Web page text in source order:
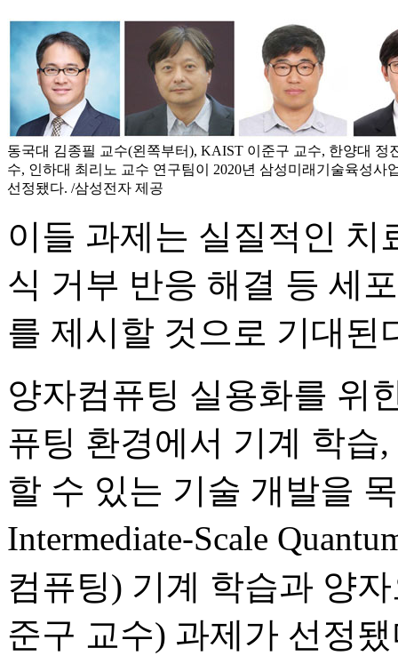
동국대 김종필 교수(왼쪽부터), KAIST 이준구 교수, 한양대 정
수, 인하대 최리노 교수 연구팀이 2020년 삼성미래기술육성사
선정됐다. /삼성전자 제공
이들 과제는 실질적인 치
식 거부 반응 해결 등 세
를 제시할 것으로 기대된
양자컴퓨팅 실용화를 위
퓨팅 환경에서 기계 학습
할 수 있는 기술 개발을
Intermediate-Scale
컴퓨팅) 기계 학습과 양
준구 교수) 과제가 선정